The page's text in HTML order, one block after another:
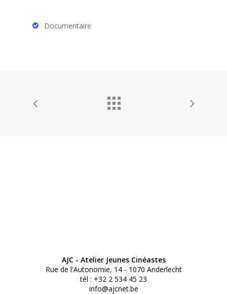
Documentaire
AJC - Atelier Jeunes Cinéastes
Rue de l'Autonomie, 14 - 1070 Anderlecht
tél : +32 2 534 45 23
info@ajcnet.be